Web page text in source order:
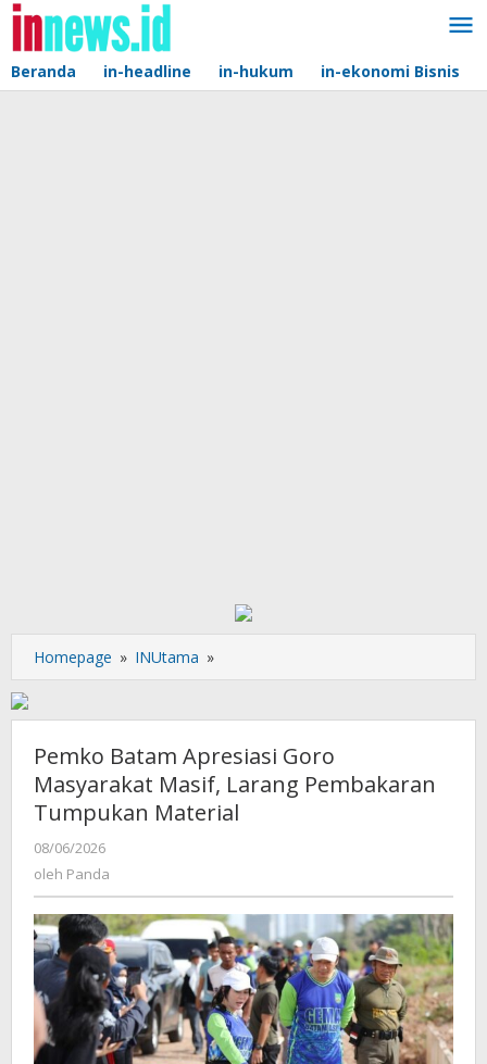
Lewati
konten
Beranda in-headline in-hukum in-ekonomi Bisnis
Homepage » INUtama »
Batam
Goro
Masyarakat
Masif,
Larang
Pembakaran
Pemko Batam Apresiasi Goro
Masyarakat Masif, Larang Pembakaran
Tumpukan Material
08/06/2026
oleh Panda